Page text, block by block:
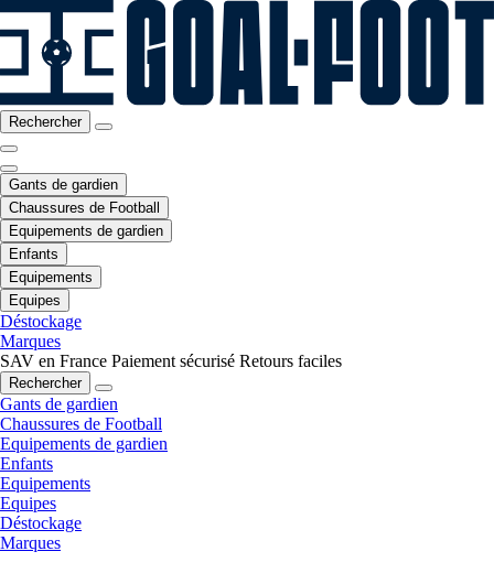
Rechercher
Gants de gardien
Chaussures de Football
Equipements de gardien
Enfants
Equipements
Equipes
Déstockage
Marques
SAV en France Paiement sécurisé Retours faciles
Rechercher
Gants de gardien
Chaussures de Football
Equipements de gardien
Enfants
Equipements
Equipes
Déstockage
Marques